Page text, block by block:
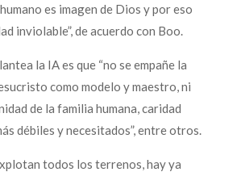
es imagen de Dios y por eso
inviolable”, de acuerdo con Boo.
la IA es que “no se empañe la
como modelo y maestro, ni
de la familia humana, caridad
débiles y necesitados”, entre otros.
todos los terrenos, hay ya